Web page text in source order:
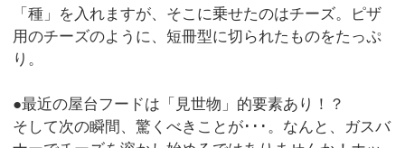
「種」を入れますが、そこに乗せたのはチーズ。ピザ
用のチーズのように、短冊型に切られたものをたっぷ
り。
●最近の屋台フードは「見世物」的要素あり！？
そして次の瞬間、驚くべきことが･･･。なんと、ガスバ